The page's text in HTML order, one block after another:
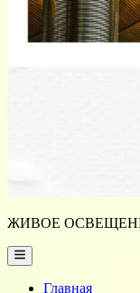
ЖИВОЕ
Main
Menu
Главная